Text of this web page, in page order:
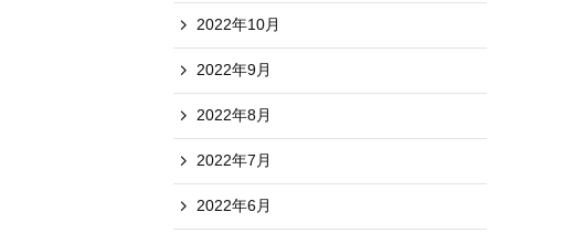
2022年10月
2022年9月
2022年8月
2022年7月
2022年6月